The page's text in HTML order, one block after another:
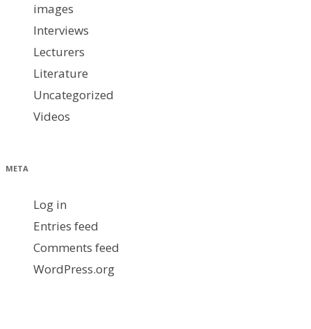
images
Interviews
Lecturers
Literature
Uncategorized
Videos
META
Log in
Entries feed
Comments feed
WordPress.org